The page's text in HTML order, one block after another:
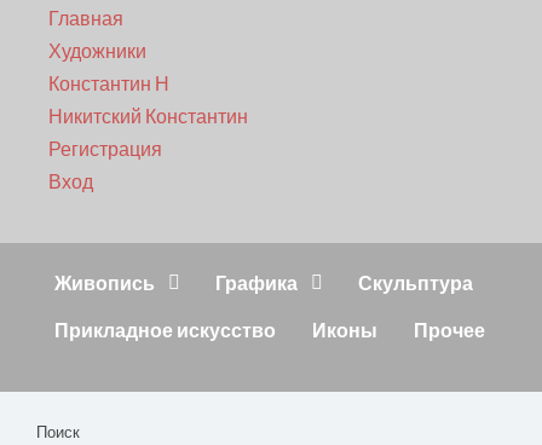
Главная
Художники
Константин Н
Никитский Константин
Регистрация
Вход
Живопись Графика Скульптура
Прикладное искусство Иконы Прочее